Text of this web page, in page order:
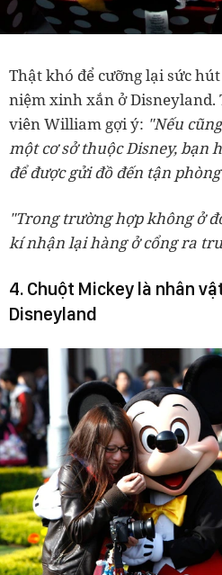
Thật khó để cưỡng lại sức
niệm xinh xắn ở
viên William gợi ý: "Nếu
một cơ sở thuộc Disney, bạn
để được gửi đồ đến tận
"Trong trường hợp không ở
kí nhận lại hàng ở cổng ra
4. Chuột Mickey là nhân
Disneyland